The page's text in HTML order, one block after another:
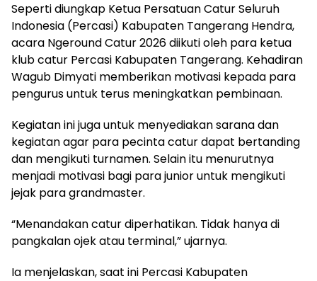
Seperti diungkap Ketua Persatuan Catur Seluruh
Indonesia (Percasi) Kabupaten Tangerang Hendra,
acara Ngeround Catur 2026 diikuti oleh para ketua
klub catur Percasi Kabupaten Tangerang. Kehadiran
Wagub Dimyati memberikan motivasi kepada para
pengurus untuk terus meningkatkan pembinaan.
Kegiatan ini juga untuk menyediakan sarana dan
kegiatan agar para pecinta catur dapat bertanding
dan mengikuti turnamen. Selain itu menurutnya
menjadi motivasi bagi para junior untuk mengikuti
jejak para grandmaster.
“Menandakan catur diperhatikan. Tidak hanya di
pangkalan ojek atau terminal,” ujarnya.
Ia menjelaskan, saat ini Percasi Kabupaten